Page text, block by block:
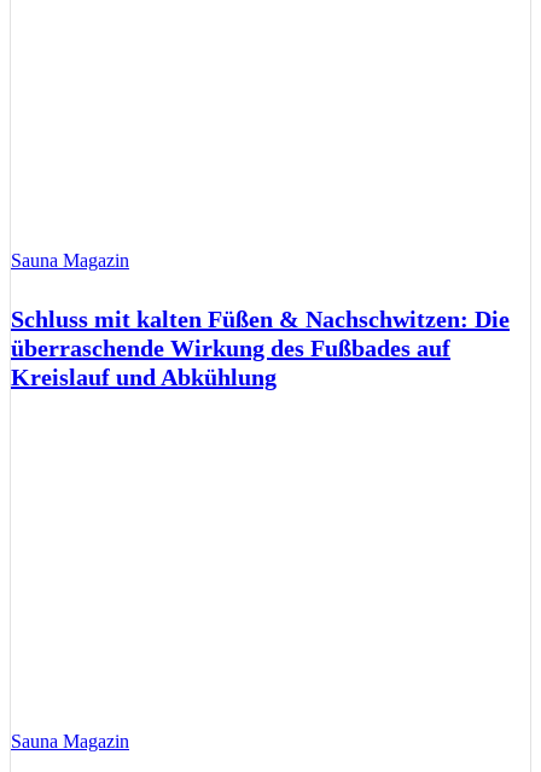
Sauna Magazin
Schluss mit kalten Füßen & Nachschwitzen: Die
überraschende Wirkung des Fußbades auf
Kreislauf und Abkühlung
Sauna Magazin